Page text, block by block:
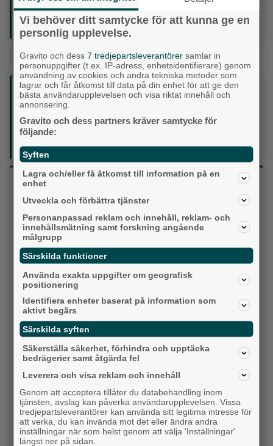
tillfredsställande eller dålig vattenkvalitet.
Den långsiktiga klassningen bygger på resultat från de
fyra senaste badsäsongerna.
Partille + Omsorg + Familj +
Följ oss på sociala medier:
Din enda lokaltidning som kommer på papper och är helt
GRATIS!
Lokalpressen, på webben, i brevlådan och sociala medier.
Vilket parti skulle du rösta på om det var val
idag?
Socialdemokraterna
Moderaterna
Vänsterpartiet
Sverigedemokraterna
Miljöpartiet
Kristdemokraterna
Liberalerna
Vet ej
Vi behöver ditt samtycke för att kunna ge en
personlig upplevelse.
Gravito och dess7 tredjepartsleverantörer samlar in
personuppgifter (t.ex. IP-adress, enhetsidentifierare) genom
användning av cookies och andra tekniska metoder som
lagrar och får åtkomst till data på din enhet för att ge den
bästa användarupplevelsen och visa riktat innehåll och
annonsering.
Gravito och dess partners kräver samtycke för
följande:
Syften
Lagra och/eller få åtkomst till information på en
enhet
Utveckla och förbättra tjänster
Personanpassad reklam och innehåll, reklam- och
innehållsmätning samt forskning angående
målgrupp
Särskilda funktioner
Använda exakta uppgifter om geografisk
positionering
Identifiera enheter baserat på information som
aktivt begärs
Särskilda syften
Säkerställa säkerhet, förhindra och upptäcka
bedrägerier samt åtgärda fel
Leverera och visa reklam och innehåll
Genom att acceptera tillåter du databehandling inom
tjänsten, avslag kan påverka användarupplevelsen. Vissa
tredjepartsleverantörer kan använda sitt legitima intresse för
att verka, du kan invända mot det eller ändra andra
inställningar när som helst genom att välja 'Inställningar'
längst ner på sidan.